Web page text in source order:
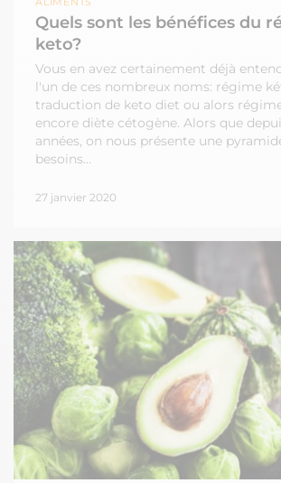
Quels sont les bénéfices du
keto?
Vous en avez certainement déjà
l'un de ces nombreux noms: régime
traduction de keto diet ou alors
encore diète cétogène. Alors que
années, on nous présente une
besoins…
27 janvier 2020